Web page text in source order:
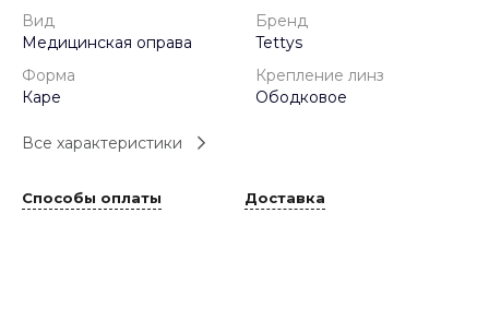
Вид
Медицинская оправа
Бренд
Tettys
Форма
Каре
Крепление линз
Ободковое
Все характеристики
Способы оплаты Доставка